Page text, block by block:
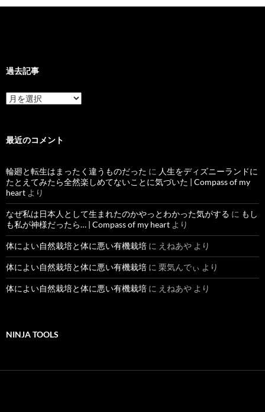
過去記事
過
去
最近のコメント
輪廻と転生はまったく違うものだった に 人生をディズニーランドに
たとえてみたら全然楽しめてないことに気づいた | Compass of my
heart より
なぜ私は日本人として生まれたのかやっとわかった気がする に もし
も私が神様だったら… | Compass of my heart より
体によい自然栽培と体に悪い有機栽培 に えねあや より
体によい自然栽培と体に悪い有機栽培 に 栗気んでぃ より
体によい自然栽培と体に悪い有機栽培 に えねあや より
NINJA TOOLS